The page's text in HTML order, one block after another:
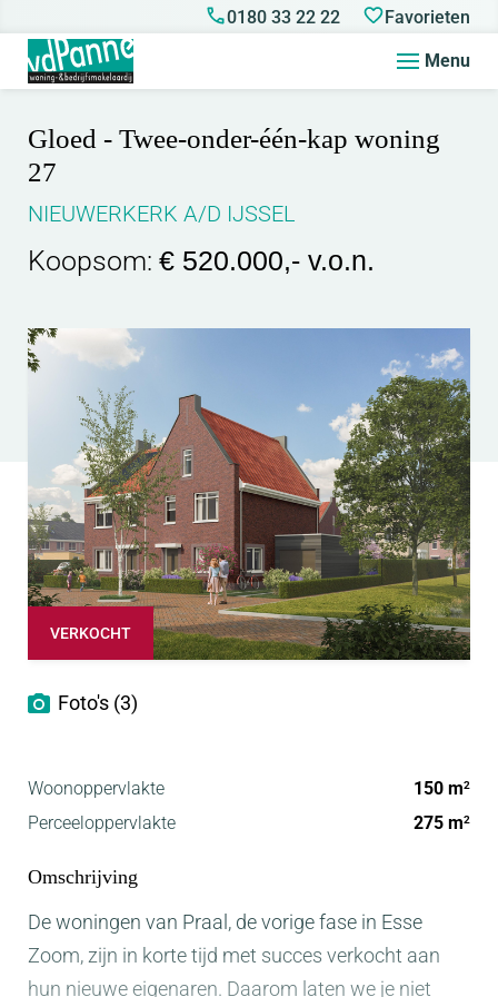
0180 33 22 22 Favorieten
Menu
Gloed - Twee-onder-één-kap woning
27
NIEUWERKERK A/D IJSSEL
Koopsom: € 520.000,- v.o.n.
VERKOCHT
Foto's (3)
Woonoppervlakte 150 m2
Perceeloppervlakte 275 m2
Omschrijving
De woningen van Praal, de vorige fase in Esse
Zoom, zijn in korte tijd met succes verkocht aan
hun nieuwe eigenaren. Daarom laten we je niet